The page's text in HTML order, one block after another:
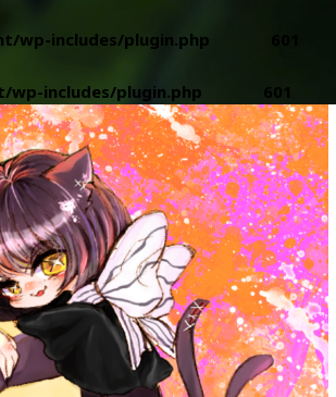
wp-includes/plugin.php
includes/plugin.php 601